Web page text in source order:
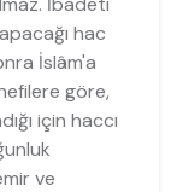
hac
İslâm'a
göre,
için haccı
ve